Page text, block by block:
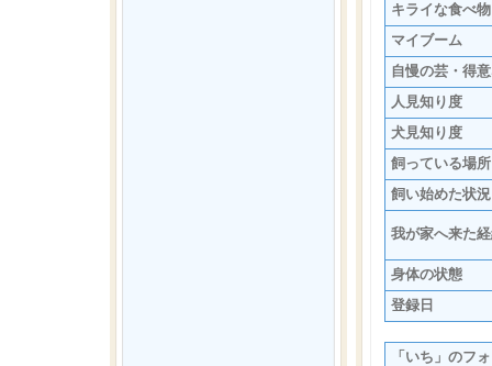
キライな食べ物
マイブーム
自慢の芸・得
人見知り度
犬見知り度
飼っている場所
飼い始めた状況
我が家へ来た
身体の状態
登録日
「いち」のフ